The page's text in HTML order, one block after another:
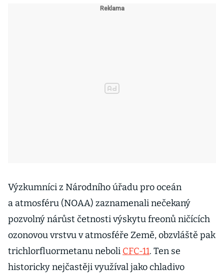
Výzkumníci z Národního úřadu pro oceán
a atmosféru (NOAA) zaznamenali nečekaný
pozvolný nárůst četnosti výskytu freonů ničících
ozonovou vrstvu v atmosféře Země, obzvláště pak
trichlorfluormetanu neboli CFC-11. Ten se
historicky nejčastěji využíval jako chladivo